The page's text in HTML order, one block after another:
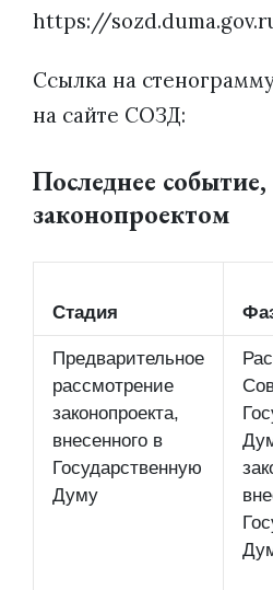
https://
Ссылка на
на сайте СОЗД:
Последнее событие,
законопроектом
Стадия
Предварительное
рассмотрение
законопроекта,
внесенного в
Государственную
Думу